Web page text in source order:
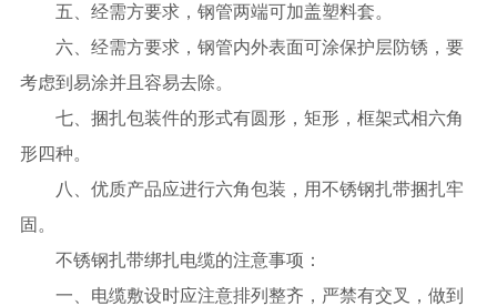
五、经需方要求，钢管两端可加盖塑料套。
六、经需方要求，钢管内外表面可涂保护层防锈，要
考虑到易涂并且容易去除。
七、捆扎包装件的形式有圆形，矩形，框架式相六角
形四种。
八、优质产品应进行六角包装，用不锈钢扎带捆扎牢
固。
不锈钢扎带绑扎电缆的注意事项：
一、电缆敷设时应注意排列整齐，严禁有交叉，做到